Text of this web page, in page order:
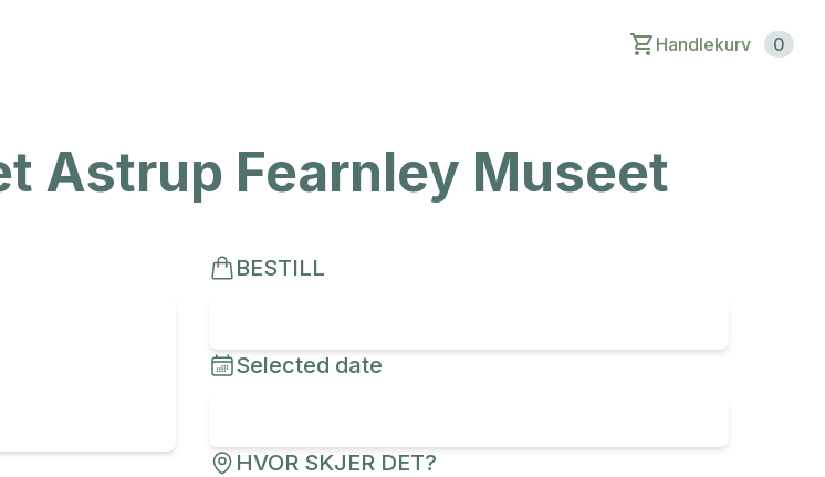
Handlekurv 0
Astrup Fearnley Museet
BESTILL
Selected date
HVOR SKJER DET?